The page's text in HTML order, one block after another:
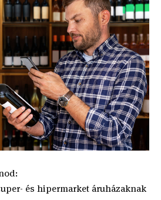
és hipermarket áruházaknak